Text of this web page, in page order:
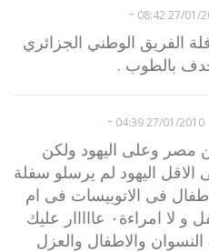
27/01/2010
-
الفريق الوطني الجزائري
بالطوب .
27/01/2010 04:39
-
مصر وعلى اليهود ولكن
اليهود لم يرسلو سفلة
فى الاتوبيسات فى ام
درمان٠لم يرحمو شيخ ولا طفل و لا امراءة٠ عااااار عليك
والاطفال والعزل